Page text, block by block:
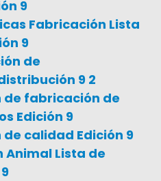
9
Fabricación Lista
9
de
9 2
de fabricación de
Edición 9
calidad Edición 9
Animal Lista de